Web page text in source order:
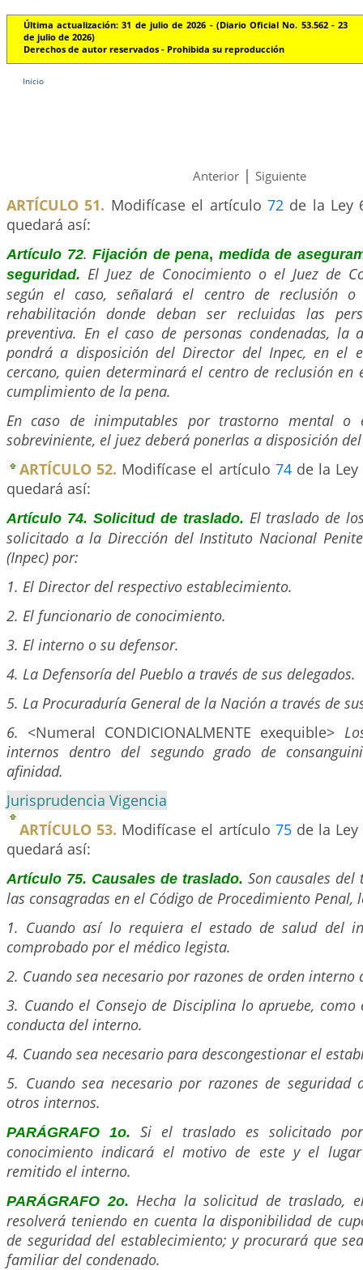
Última actualización: 31 de julio de 2026 - (Diario Oficial No. 53.562 - 23
de julio de 2026)
Derechos de autor reservados - Prohibida su reproducción
Inicio
Anterior | Siguiente
ARTÍCULO 51. Modifícase el artículo 72de la Ley
quedará así:
Artículo 72. Fijación de pena, medida de
seguridad. El Juez de Conocimiento o el Juez de
según el caso, señalará el centro de reclusión o
rehabilitación donde deban ser recluidas las
preventiva. En el caso de personas condenadas, la
pondrá a disposición del Director del Inpec, en el
cercano, quien determinará el centro de reclusión en
cumplimiento de la pena.
En caso de inimputables por trastorno mental o
sobreviniente, el juez deberá ponerlas a disposición
ARTÍCULO 52. Modifícase el artículo 74de la Ley
quedará así:
Artículo 74. Solicitud de traslado. El traslado de
solicitado a la Dirección del Instituto Nacional
(Inpec) por:
1. El Director del respectivo establecimiento.
2. El funcionario de conocimiento.
3. El interno o su defensor.
4. La Defensoría del Pueblo a través de sus delegados.
5. La Procuraduría General de la Nación a través de
6. <Numeral CONDICIONALMENTE exequible>
internos dentro del segundo grado de
afinidad.
Jurisprudencia Vigencia
ARTÍCULO 53. Modifícase el artículo 75de la Ley
quedará así:
Artículo 75. Causales de traslado. Son causales
las consagradas en el Código de Procedimiento Penal,
1. Cuando así lo requiera el estado de salud del
comprobado por el médico legista.
2. Cuando sea necesario por razones de orden
3. Cuando el Consejo de Disciplina lo apruebe,
conducta del interno.
4. Cuando sea necesario para descongestionar el
5. Cuando sea necesario por razones de
otros internos.
PARÁGRAFO 1o.
Si el traslado es solicitado
conocimiento indicará el motivo de este y el
remitido el interno.
PARÁGRAFO 2o. Hecha la solicitud de traslado,
resolverá teniendo en cuenta la disponibilidad de
de seguridad del establecimiento; y procurará que
familiar del condenado.